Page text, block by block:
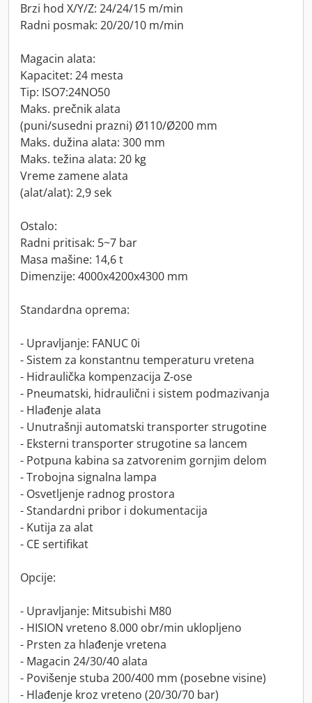
Brzi hod X/Y/Z: 24/24/15 m/min
Radni posmak: 20/20/10 m/min
Magacin alata:
Kapacitet: 24 mesta
Tip: ISO7:24NO50
Maks. prečnik alata
(puni/susedni prazni) Ø110/Ø200 mm
Maks. dužina alata: 300 mm
Maks. težina alata: 20 kg
Vreme zamene alata
(alat/alat): 2,9 sek
Ostalo:
Radni pritisak: 5~7 bar
Masa mašine: 14,6 t
Dimenzije: 4000x4200x4300 mm
Standardna oprema:
- Upravljanje: FANUC 0i
- Sistem za konstantnu temperaturu vretena
- Hidraulička kompenzacija Z-ose
- Pneumatski, hidraulični i sistem podmazivanja
- Hlađenje alata
- Unutrašnji automatski transporter strugotine
- Eksterni transporter strugotine sa lancem
- Potpuna kabina sa zatvorenim gornjim delom
- Trobojna signalna lampa
- Osvetljenje radnog prostora
- Standardni pribor i dokumentacija
- Kutija za alat
- CE sertifikat
Opcije:
- Upravljanje: Mitsubishi M80
- HISION vreteno 8.000 obr/min uklopljeno
- Prsten za hlađenje vretena
- Magacin 24/30/40 alata
- Povišenje stuba 200/400 mm (posebne visine)
- Hlađenje kroz vreteno (20/30/70 bar)